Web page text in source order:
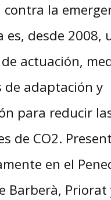
contra la
es, desde 2008,
actuación,
de adaptación y
para reducir
de CO2.
en el
Barberà, Priorat